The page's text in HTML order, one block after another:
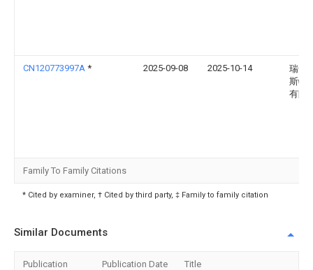
CN120773997A * 2025-09-08 2025-10-14
瑞安
斯特
有限
Family To Family Citations
* Cited by examiner, † Cited by third party, ‡ Family to family citation
Similar Documents
Publication Publication Date Title